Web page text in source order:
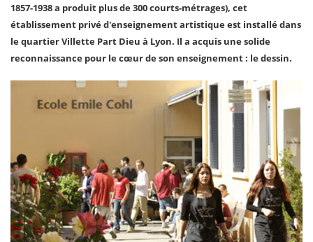
1857-1938 a produit plus de 300 courts-métrages), cet
établissement privé d'enseignement artistique est installé dans
le quartier Villette Part Dieu à Lyon. Il a acquis une solide
reconnaissance pour le cœur de son enseignement : le dessin.